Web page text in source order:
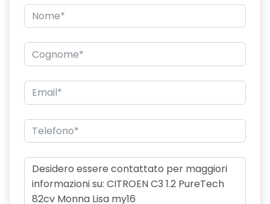
Plancia bianca
Plancia marrone ''Tungstene''
Plancia nera con parte centrale nera lucida
RADIO CD MP3 CON COMANDI AL VOLANTE E PRESA JACK
Regolatore e limitatore di velocità
Retrovisori regolabili elettricamente
RETROVISORI RISCALDABILI E RIPIEGABILI ELETTRICAMENTE
RILEVATORE ACQUA NEL GASOLIO (BP01)